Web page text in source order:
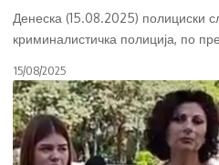
Денеска (15.08.2025) полициски
криминалистичка полиција, по
15/08/2025